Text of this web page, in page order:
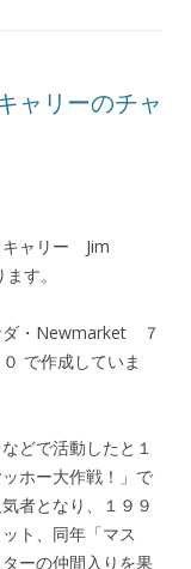
ャリーのチャ
キャリー Jim
す。
・Newmarket ７
で作成していま
どで活動したと１
ホー大作戦！」で
者となり、１９９
ト、同年「マス
ーの仲間入りを果